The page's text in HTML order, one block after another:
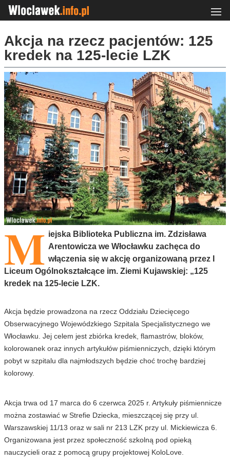
Akcja na rzecz pacjentów: 125
kredek na 125-lecie LZK
M iejska Biblioteka Publiczna im. Zdzisława
Arentowicza we Włocławku zachęca do
włączenia się w akcję organizowaną przez I
Liceum Ogólnokształcące im. Ziemi Kujawskiej: „125
kredek na 125-lecie LZK.
Akcja będzie prowadzona na rzecz Oddziału Dziecięcego
Obserwacyjnego Wojewódzkiego Szpitala Specjalistycznego we
Włocławku. Jej celem jest zbiórka kredek, flamastrów, bloków,
kolorowanek oraz innych artykułów piśmienniczych, dzięki którym
pobyt w szpitalu dla najmłodszych będzie choć trochę bardziej
kolorowy.
Akcja trwa od 17 marca do 6 czerwca 2025 r. Artykuły piśmiennicze
można zostawiać w Strefie Dziecka, mieszczącej się przy ul.
Warszawskiej 11/13 oraz w sali nr 213 LZK przy ul. Mickiewicza 6.
Organizowana jest przez społeczność szkolną pod opieką
nauczycieli oraz z pomocą grupy projektowej KoloLove.